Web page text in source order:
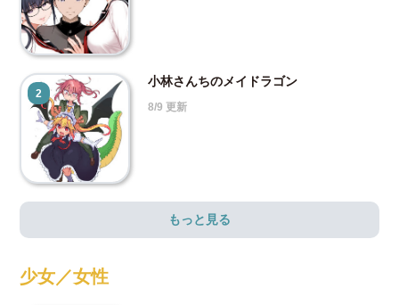
2
小林さんちのメイドラゴン
8/9 更新
もっと見る
少女／女性